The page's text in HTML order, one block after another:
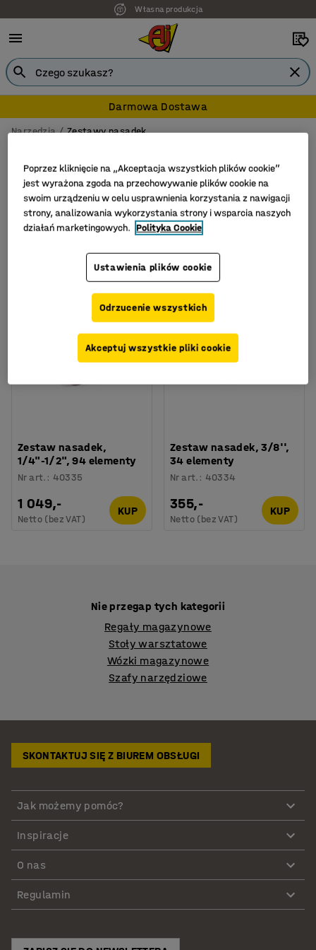
Własna produkcja
Darmowa Dostawa
Narzędzia Zestawy nasadek
Filtruj Sortuj
Liczba produktów: 2
Zestaw nasadek,
1/4"-1/2", 94 elementy
Nr art. : 40335
1 049,-
Netto (bez VAT)
KUP
Zestaw nasadek, 3/8'',
34 elementy
Nr art. : 40334
355,-
Netto (bez VAT)
KUP
Nie przegap tych kategorii
Regały magazynowe
Stoły warsztatowe
Wózki magazynowe
Szafy narzędziowe
SKONTAKTUJ SIĘ Z BIUREM OBSŁUGI
Jak możemy pomóc?
Inspiracje
O nas
Regulamin
Poprzez kliknięcie na „Akceptacja wszystkich plików cookie”
jest wyrażona zgoda na przechowywanie plików cookie na
swoim urządzeniu w celu usprawnienia korzystania z nawigacji
strony, analizowania wykorzystania strony i wsparcia naszych
działań marketingowych. Polityka Cookie
Ustawienia plików cookie
Odrzucenie wszystkich
Akceptuj wszystkie pliki cookie